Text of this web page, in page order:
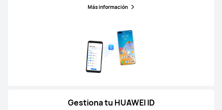
Más información
Gestiona tu HUAWEI ID